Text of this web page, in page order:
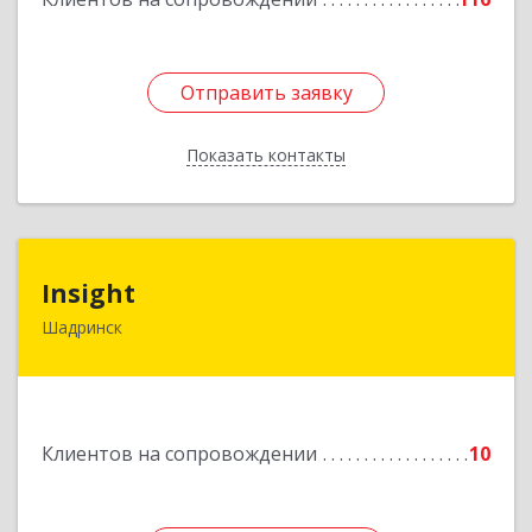
Отправить заявку
Показать контакты
Отправить заявку
Назад
Insight
Шадринск
Клиентов на сопровождении 10